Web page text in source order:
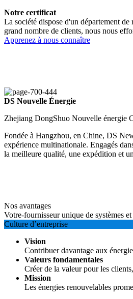
Notre certificat
La société dispose d'un département
grand nombre de clients, nous nous
Apprenez à nous connaître
DS Nouvelle Énergie
Zhejiang DongShuo Nouvelle énergie
Fondée à Hangzhou, en Chine, DS
expérience multinationale. Engagés
la meilleure qualité, une expédition et
Nos avantages
Votre-fournisseur unique de systèmes
Culture d’entreprise
Vision
Contribuer davantage aux
Valeurs fondamentales
Créer de la valeur pour les
Mission
Les énergies renouvelables